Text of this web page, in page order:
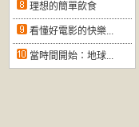
理想的簡單飲食
看懂好電影的快樂...
當時間開始：地球...